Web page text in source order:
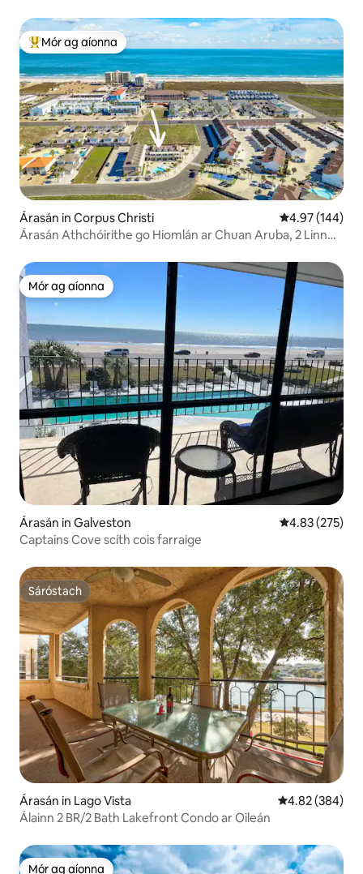
An-mhór ag aíonna
Mór ag aíonna
Árasán in Corpus Christi Meánrátáil
4.97 (144)
Árasán Athchóirithe go Hiomlán ar Chuan Aruba, 2 Linn
Mór ag aíonna
Mór ag aíonna
Árasán in Galveston Meánrátáil
4.83 (275)
Captains Cove scíth cois farraige
Sáróstach
Sáróstach
Árasán in Lago Vista Meánrátáil
4.82 (384)
Álainn 2 BR/2 Bath Lakefront Condo ar Oileán
Mór ag aíonna